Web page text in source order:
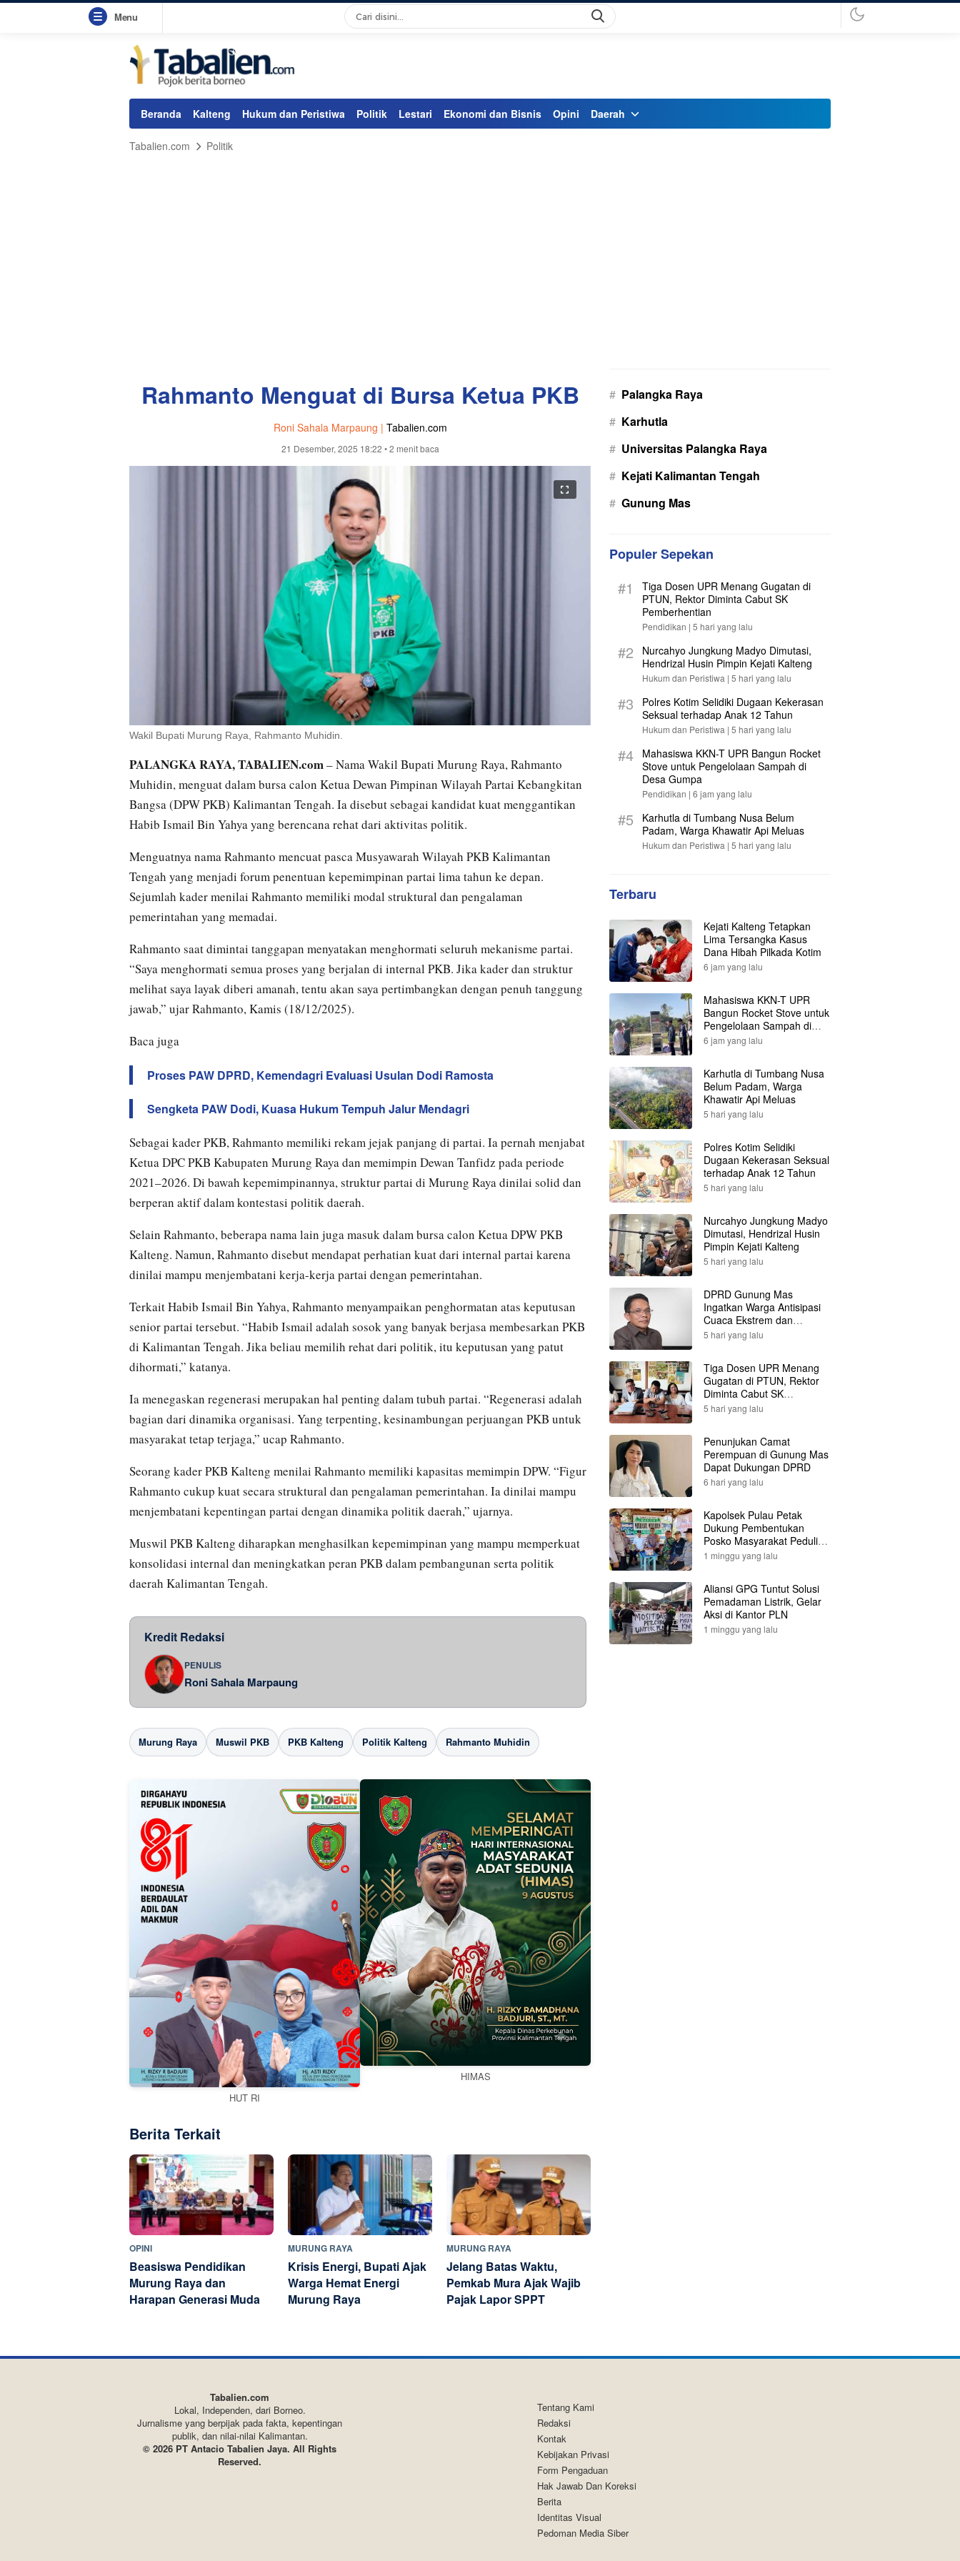
Menu
Beranda Kalteng Hukum dan Peristiwa Politik Lestari Ekonomi dan Bisnis Opini Daerah
Tabalien.com Politik
Rahmanto Menguat di Bursa Ketua PKB
Roni Sahala Marpaung | Tabalien.com
21 Desember, 2025 18:22 • 2 menit baca
Wakil Bupati Murung Raya, Rahmanto Muhidin.
PALANGKA RAYA, TABALIEN.com– Nama Wakil Bupati Murung Raya, Rahmanto
Muhidin, menguat dalam bursa calon Ketua Dewan Pimpinan Wilayah Partai Kebangkitan
Bangsa (DPW PKB) Kalimantan Tengah. Ia disebut sebagai kandidat kuat menggantikan
Habib Ismail Bin Yahya yang berencana rehat dari aktivitas politik.
Menguatnya nama Rahmanto mencuat pasca Musyawarah Wilayah PKB Kalimantan
Tengah yang menjadi forum penentuan kepemimpinan partai lima tahun ke depan.
Sejumlah kader menilai Rahmanto memiliki modal struktural dan pengalaman
pemerintahan yang memadai.
Rahmanto saat dimintai tanggapan menyatakan menghormati seluruh mekanisme partai.
“Saya menghormati semua proses yang berjalan di internal PKB. Jika kader dan struktur
melihat saya layak diberi amanah, tentu akan saya pertimbangkan dengan penuh tanggung
jawab,” ujar Rahmanto, Kamis (18/12/2025).
Baca juga
Proses PAW DPRD, Kemendagri Evaluasi Usulan Dodi Ramosta
Sengketa PAW Dodi, Kuasa Hukum Tempuh Jalur Mendagri
Sebagai kader PKB, Rahmanto memiliki rekam jejak panjang di partai. Ia pernah menjabat
Ketua DPC PKB Kabupaten Murung Raya dan memimpin Dewan Tanfidz pada periode
2021–2026. Di bawah kepemimpinannya, struktur partai di Murung Raya dinilai solid dan
berperan aktif dalam kontestasi politik daerah.
Selain Rahmanto, beberapa nama lain juga masuk dalam bursa calon Ketua DPW PKB
Kalteng. Namun, Rahmanto disebut mendapat perhatian kuat dari internal partai karena
dinilai mampu menjembatani kerja-kerja partai dengan pemerintahan.
Terkait Habib Ismail Bin Yahya, Rahmanto menyampaikan penghormatan atas keputusan
senior partai tersebut. “Habib Ismail adalah sosok yang banyak berjasa membesarkan PKB
di Kalimantan Tengah. Jika beliau memilih rehat dari politik, itu keputusan yang patut
dihormati,” katanya.
Ia menegaskan regenerasi merupakan hal penting dalam tubuh partai. “Regenerasi adalah
bagian dari dinamika organisasi. Yang terpenting, kesinambungan perjuangan PKB untuk
masyarakat tetap terjaga,” ucap Rahmanto.
Seorang kader PKB Kalteng menilai Rahmanto memiliki kapasitas memimpin DPW. “Figur
Rahmanto cukup kuat secara struktural dan pengalaman pemerintahan. Ia dinilai mampu
menjembatani kepentingan partai dengan dinamika politik daerah,” ujarnya.
Muswil PKB Kalteng diharapkan menghasilkan kepemimpinan yang mampu memperkuat
konsolidasi internal dan meningkatkan peran PKB dalam pembangunan serta politik
daerah Kalimantan Tengah.
Kredit Redaksi
PENULIS
Roni Sahala Marpaung
Murung Raya Muswil PKB PKB Kalteng Politik Kalteng Rahmanto Muhidin
HUT RI
HIMAS
Berita Terkait
OPINI
Beasiswa Pendidikan
Murung Raya dan
Harapan Generasi Muda
MURUNG RAYA
Krisis Energi, Bupati Ajak
Warga Hemat Energi
Murung Raya
MURUNG RAYA
Jelang Batas Waktu,
Pemkab Mura Ajak Wajib
Pajak Lapor SPPT
# Palangka Raya
# Karhutla
# Universitas Palangka Raya
# Kejati Kalimantan Tengah
# Gunung Mas
Populer Sepekan
#1
Tiga Dosen UPR Menang Gugatan di
PTUN, Rektor Diminta Cabut SK
Pemberhentian
Pendidikan | 5 hari yang lalu
#2
Nurcahyo Jungkung Madyo Dimutasi,
Hendrizal Husin Pimpin Kejati Kalteng
Hukum dan Peristiwa | 5 hari yang lalu
#3
Polres Kotim Selidiki Dugaan Kekerasan
Seksual terhadap Anak 12 Tahun
Hukum dan Peristiwa | 5 hari yang lalu
#4
Mahasiswa KKN-T UPR Bangun Rocket
Stove untuk Pengelolaan Sampah di
Desa Gumpa
Pendidikan | 6 jam yang lalu
#5
Karhutla di Tumbang Nusa Belum
Padam, Warga Khawatir Api Meluas
Hukum dan Peristiwa | 5 hari yang lalu
Terbaru
Kejati Kalteng Tetapkan
Lima Tersangka Kasus
Dana Hibah Pilkada Kotim
6 jam yang lalu
Mahasiswa KKN-T UPR
Bangun Rocket Stove untuk
Pengelolaan Sampah di
Desa Gumpa
6 jam yang lalu
Karhutla di Tumbang Nusa
Belum Padam, Warga
Khawatir Api Meluas
5 hari yang lalu
Polres Kotim Selidiki
Dugaan Kekerasan Seksual
terhadap Anak 12 Tahun
5 hari yang lalu
Nurcahyo Jungkung Madyo
Dimutasi, Hendrizal Husin
Pimpin Kejati Kalteng
5 hari yang lalu
DPRD Gunung Mas
Ingatkan Warga Antisipasi
Cuaca Ekstrem dan
Karhutla
5 hari yang lalu
Tiga Dosen UPR Menang
Gugatan di PTUN, Rektor
Diminta Cabut SK
Pemberhentian
5 hari yang lalu
Penunjukan Camat
Perempuan di Gunung Mas
Dapat Dukungan DPRD
6 hari yang lalu
Kapolsek Pulau Petak
Dukung Pembentukan
Posko Masyarakat Peduli
Api
1 minggu yang lalu
Aliansi GPG Tuntut Solusi
Pemadaman Listrik, Gelar
Aksi di Kantor PLN
1 minggu yang lalu
Tabalien.com
Lokal, Independen, dari Borneo.
Jurnalisme yang berpijak pada fakta, kepentingan
publik, dan nilai-nilai Kalimantan.
© 2026 PT Antacio Tabalien Jaya. All Rights
Reserved.
Tentang Kami
Redaksi
Kontak
Kebijakan Privasi
Form Pengaduan
Hak Jawab Dan Koreksi
Berita
Identitas Visual
Pedoman Media Siber